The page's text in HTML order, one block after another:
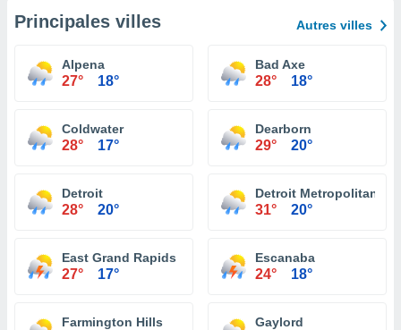
Principales villes Autres villes
Alpena
27° 18°
Bad Axe
28° 18°
Coldwater
28° 17°
Dearborn
29° 20°
Detroit
28° 20°
Detroit Metropolitan
31° 20°
East Grand Rapids
27° 17°
Escanaba
24° 18°
Farmington Hills Gaylord